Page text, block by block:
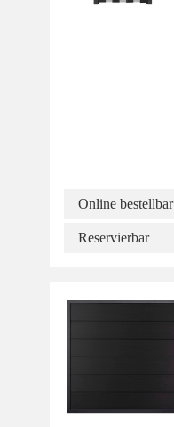
Online bestellbar
Reservierbar